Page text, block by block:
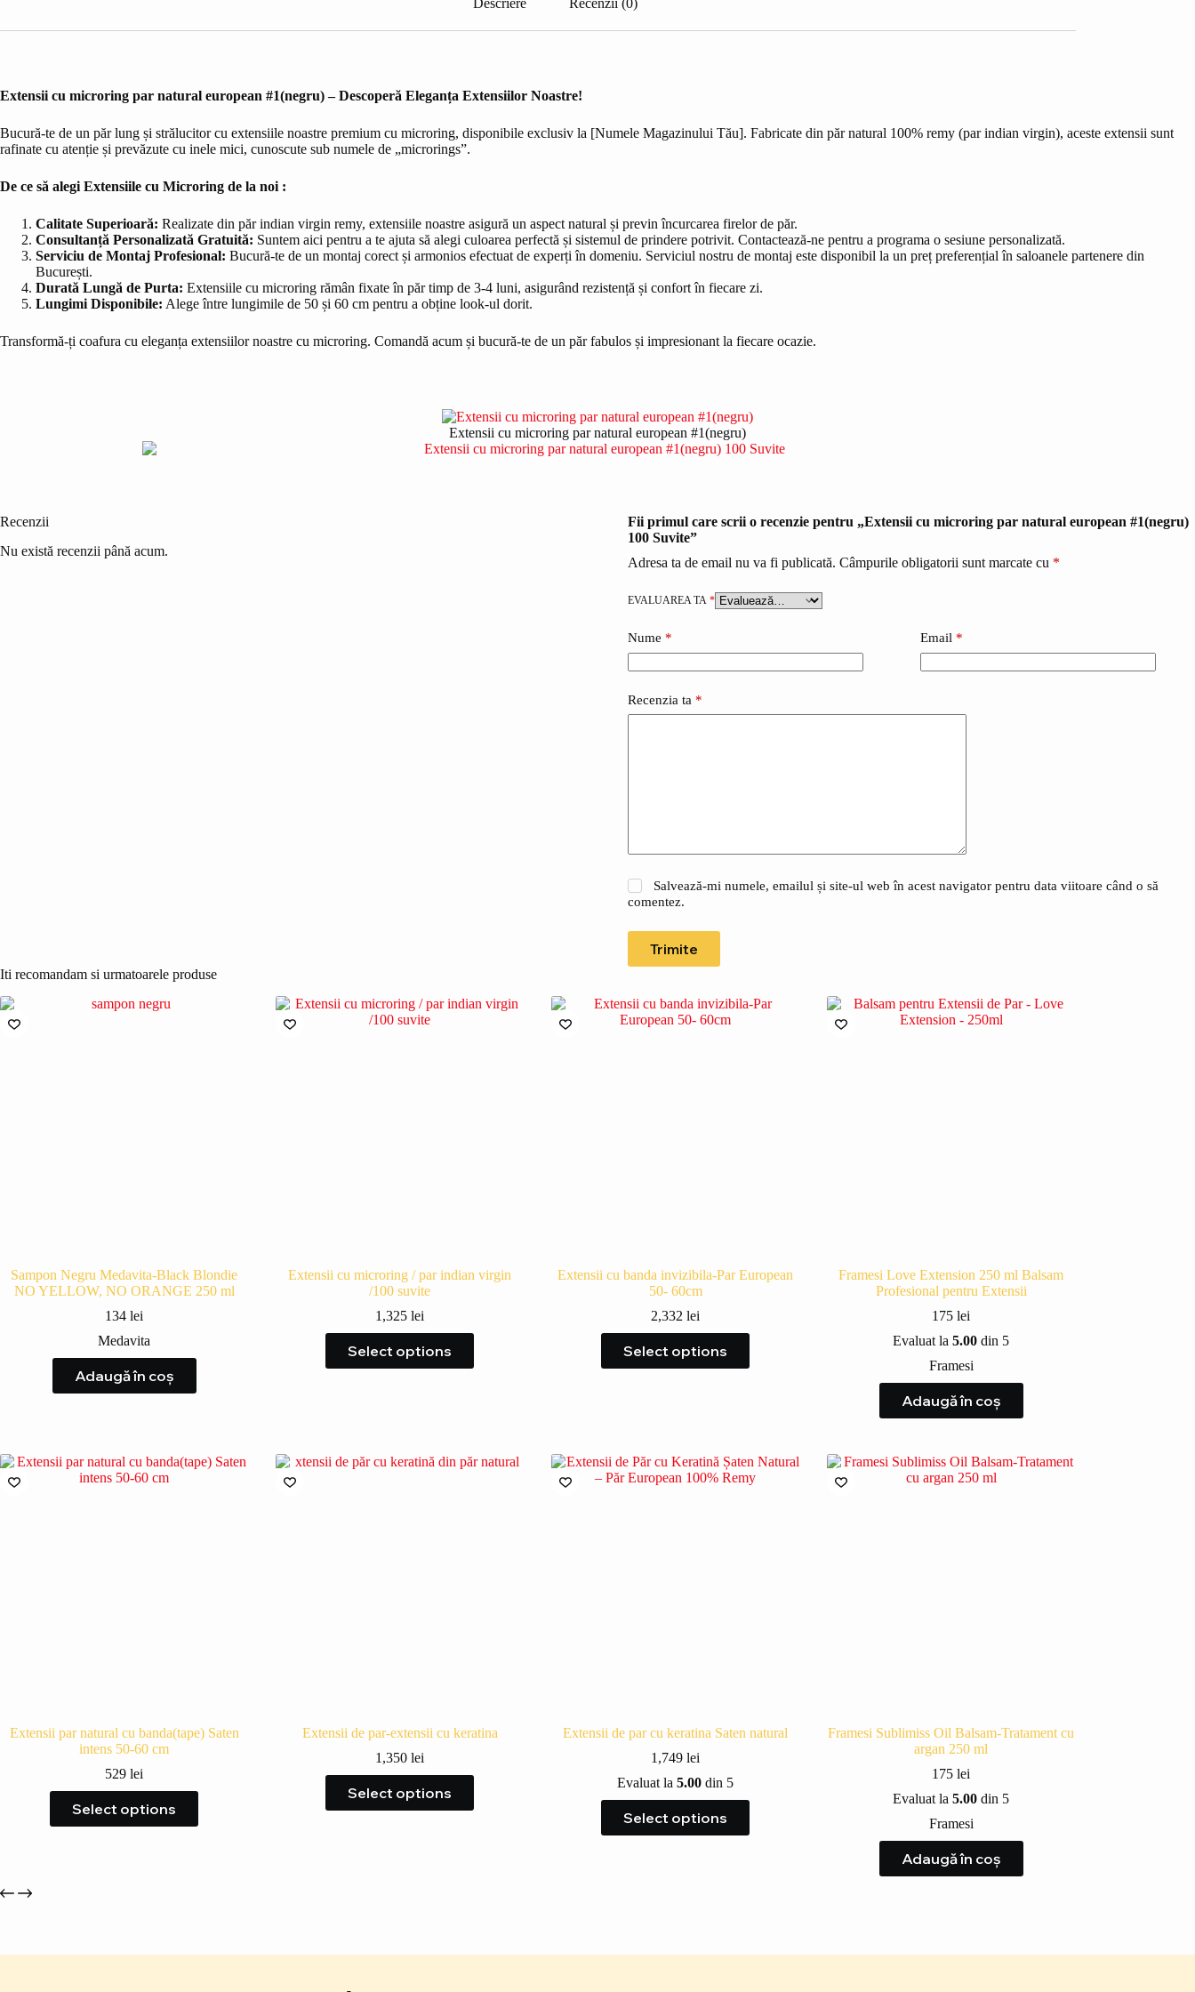
Descriere Recenzii (0)
Extensii cu microring par natural european #1(negru) – Descoperă Eleganța Extensiilor Noastre!
Bucură-te de un păr lung și strălucitor cu extensiile noastre premium cu microring, disponibile exclusiv la [Numele Magazinului Tău]. Fabricate din păr natural 100% remy (par indian virgin), aceste extensii sunt
rafinate cu atenție și prevăzute cu inele mici, cunoscute sub numele de „microrings”.
De ce să alegi Extensiile cu Microring de la noi :
Calitate Superioară: Realizate din păr indian virgin remy, extensiile noastre asigură un aspect natural și previn încurcarea firelor de păr.
Consultanță Personalizată Gratuită: Suntem aici pentru a te ajuta să alegi culoarea perfectă și sistemul de prindere potrivit. Contactează-ne pentru a programa o sesiune personalizată.
Serviciu de Montaj Profesional: Bucură-te de un montaj corect și armonios efectuat de experți în domeniu. Serviciul nostru de montaj este disponibil la un preț preferențial în saloanele partenere din
București.
Durată Lungă de Purta: Extensiile cu microring rămân fixate în păr timp de 3-4 luni, asigurând rezistență și confort în fiecare zi.
Lungimi Disponibile: Alege între lungimile de 50 și 60 cm pentru a obține look-ul dorit.
Transformă-ți coafura cu eleganța extensiilor noastre cu microring. Comandă acum și bucură-te de un păr fabulos și impresionant la fiecare ocazie.
Extensii cu microring par natural european #1(negru)
Recenzii
Nu există recenzii până acum.
Fii primul care scrii o recenzie pentru „Extensii cu microring par natural european #1(negru)
100 Suvite”
Adresa ta de email nu va fi publicată. Câmpurile obligatorii sunt marcate cu *
EVALUAREA TA *
Nume * Email*
Recenzia ta *
Salvează-mi numele, emailul și site-ul web în acest navigator pentru data viitoare când o să
comentez.
Trimite
Iti recomandam si urmatoarele produse
Sampon Negru Medavita-Black Blondie
NO YELLOW, NO ORANGE 250 ml
134lei
Medavita
Adaugă în coș
Extensii cu microring / par indian virgin
/100 suvite
1,325lei
Select options
Extensii cu banda invizibila-Par European
50- 60cm
2,332lei
Select options
Framesi Love Extension 250 ml Balsam
Profesional pentru Extensii
175lei
Evaluat la5.00 din 5
Framesi
Adaugă în coș
Extensii par natural cu banda(tape) Saten
intens 50-60 cm
529lei
Select options
Extensii de par-extensii cu keratina
1,350lei
Select options
Extensii de par cu keratina Saten natural
1,749lei
Evaluat la5.00 din 5
Select options
Framesi Sublimiss Oil Balsam-Tratament cu
argan 250 ml
175lei
Evaluat la5.00 din 5
Framesi
Adaugă în coș